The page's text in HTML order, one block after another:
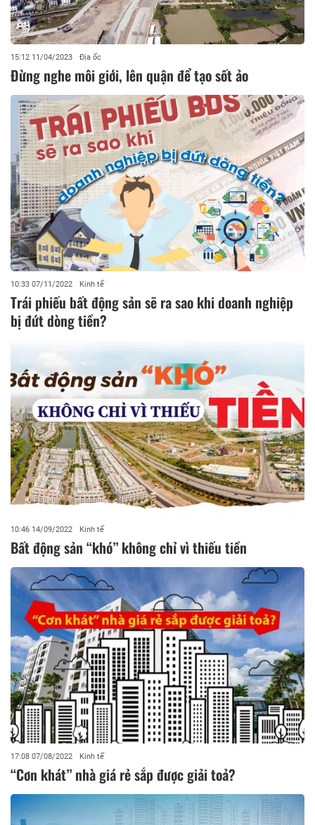
15:12 11/04/2023 Địa ốc
Đừng nghe môi giới, lên quận để tạo sốt ảo
10:33 07/11/2022 Kinh tế
Trái phiếu bất động sản sẽ ra sao khi doanh nghiệp
bị đứt dòng tiền?
10:46 14/09/2022 Kinh tế
Bất động sản “khó” không chỉ vì thiếu tiền
17:08 07/08/2022 Kinh tế
“Cơn khát” nhà giá rẻ sắp được giải toả?